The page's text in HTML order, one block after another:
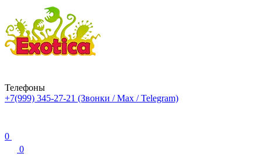
Телефоны
+7(999) 345-27-21 (Звонки / Max / Telegram)
0
0